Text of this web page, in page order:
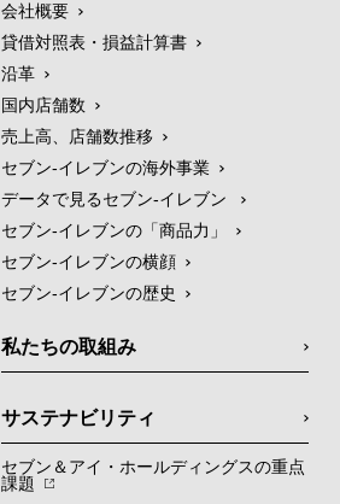
会社概要
貸借対照表・損益計算書
沿革
国内店舗数
売上高、店舗数推移
セブン‐イレブンの海外事業
データで見るセブン‐イレブン
セブン‐イレブンの「商品力」
セブン-イレブンの横顔
セブン-イレブンの歴史
私たちの取組み
サステナビリティ
セブン＆アイ・ホールディングスの重点
課題